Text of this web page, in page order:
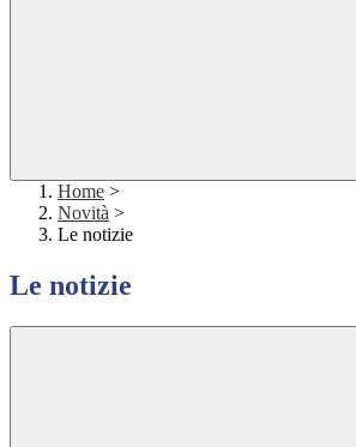
Home >
Novità >
Le notizie
Le notizie